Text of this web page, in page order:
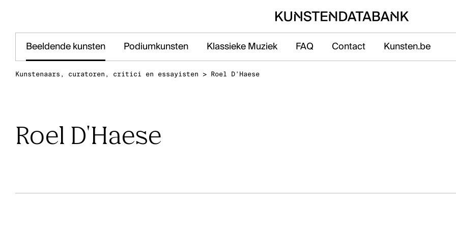
Het kantoor van Kunstenpunt vind je in de Ravensteingalerij vlak naast het Centraal
Beeldende kunsten Podiumkunsten Klassieke Muziek FAQ Contact Kunsten.be
Kunstenaars, curatoren, critici en essayisten > Roel D'Haese
Roel D'Haese